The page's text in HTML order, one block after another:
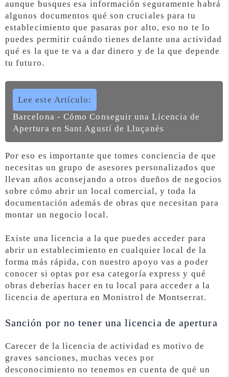
aunque busques esa información seguramente habrá
algunos documentos qué son cruciales para tu
establecimiento que pasaras por alto, eso no te lo
puedes permitir cuándo tienes delante una actividad
qué es la que te va a dar dinero y de la que depende
tu futuro.
Lee este Artículo:
Barcelona - Cómo Conseguir una Licencia de
Apertura en Sant Agustí de Lluçanès
Por eso es importante que tomes conciencia de que
necesitas un grupo de asesores personalizados que
llevan años aconsejando a otros dueños de negocios
sobre cómo abrir un local comercial, y toda la
documentación además de obras que necesitan para
montar un negocio local.
Existe una licencia a la que puedes acceder para
abrir un establecimiento en cualquier local de la
forma más rápida, con nuestro apoyo vas a poder
conocer si optas por esa categoría express y qué
obras deberías hacer en tu local para acceder a la
licencia de apertura en Monistrol de Montserrat.
Sanción por no tener una licencia de apertura
Carecer de la licencia de actividad es motivo de
graves sanciones, muchas veces por
desconocimiento no tenemos en cuenta de qué un